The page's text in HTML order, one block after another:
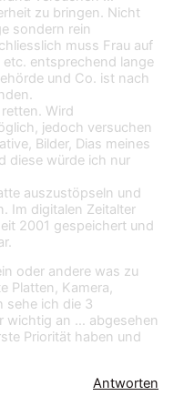
zu bringen. Nicht
sondern rein
muss Frau auf
entsprechend lange
und Co. ist nach
Wird
jedoch versuchen
Bilder, Dias meines
diese würde ich nur
auszustöpseln und
Im digitalen Zeitalter
2001 gespeichert und
oder andere was zu
Platten, Kamera,
sehe ich die 3
wichtig an … abgesehen
Priorität haben und
Antworten